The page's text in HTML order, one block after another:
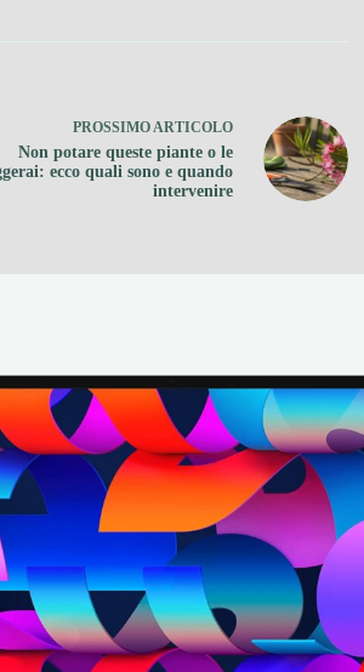
PROSSIMOARTICOLO
Non potare queste piante o le
ecco quali sono e quando
intervenire